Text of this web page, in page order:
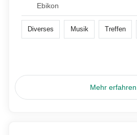
Ebikon
Diverses Musik Treffen
Mehr erfahren